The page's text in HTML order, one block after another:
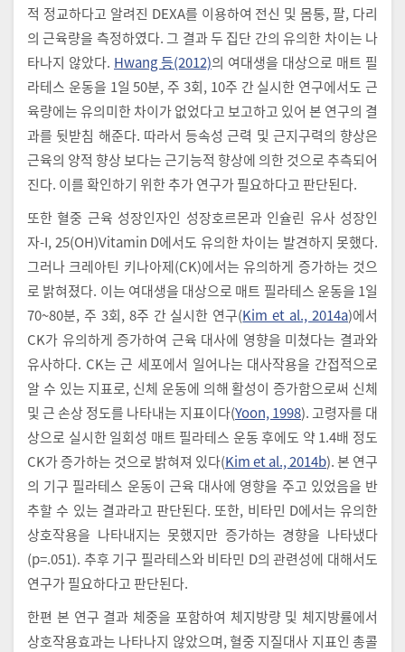
적 정교하다고 알려진 DEXA를 이용하여 전신 및 몸통, 팔, 다리
의 근육량을 측정하였다. 그 결과 두 집단 간의 유의한 차이는 나
타나지 않았다. Hwang 등(2012)의 여대생을 대상으로 매트 필
라테스 운동을 1일 50분, 주 3회, 10주 간 실시한 연구에서도 근
육량에는 유의미한 차이가 없었다고 보고하고 있어 본 연구의 결
과를 뒷받침 해준다. 따라서 등속성 근력 및 근지구력의 향상은
근육의 양적 향상 보다는 근기능적 향상에 의한 것으로 추측되어
진다. 이를 확인하기 위한 추가 연구가 필요하다고 판단된다.
또한 혈중 근육 성장인자인 성장호르몬과 인슐린 유사 성장인
자-I, 25(OH)Vitamin D에서도 유의한 차이는 발견하지 못했다.
그러나 크레아틴 키나아제(CK)에서는 유의하게 증가하는 것으
로 밝혀졌다. 이는 여대생을 대상으로 매트 필라테스 운동을 1일
70~80분, 주 3회, 8주 간 실시한 연구(Kim et al., 2014a)에서
CK가 유의하게 증가하여 근육 대사에 영향을 미쳤다는 결과와
유사하다. CK는 근 세포에서 일어나는 대사작용을 간접적으로
알 수 있는 지표로, 신체 운동에 의해 활성이 증가함으로써 신체
및 근 손상 정도를 나타내는 지표이다(Yoon, 1998). 고령자를 대
상으로 실시한 일회성 매트 필라테스 운동 후에도 약 1.4배 정도
CK가 증가하는 것으로 밝혀져 있다(Kim et al., 2014b). 본 연구
의 기구 필라테스 운동이 근육 대사에 영향을 주고 있었음을 반
추할 수 있는 결과라고 판단된다. 또한, 비타민 D에서는 유의한
상호작용을 나타내지는 못했지만 증가하는 경향을 나타냈다
(p=.051). 추후 기구 필라테스와 비타민 D의 관련성에 대해서도
연구가 필요하다고 판단된다.
한편 본 연구 결과 체중을 포함하여 체지방량 및 체지방률에서
상호작용효과는 나타나지 않았으며, 혈중 지질대사 지표인 총콜